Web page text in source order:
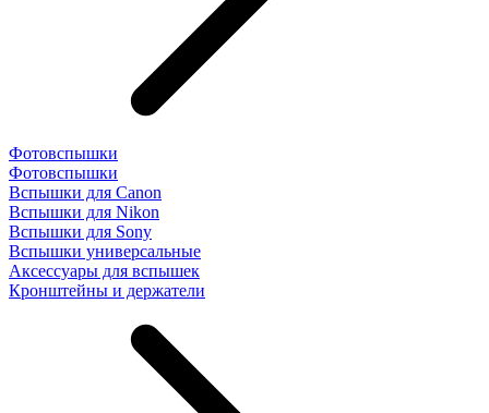
Фотовспышки
Фотовспышки
Вспышки для Canon
Вспышки для Nikon
Вспышки для Sony
Вспышки универсальные
Аксесcуары для вспышек
Кронштейны и держатели